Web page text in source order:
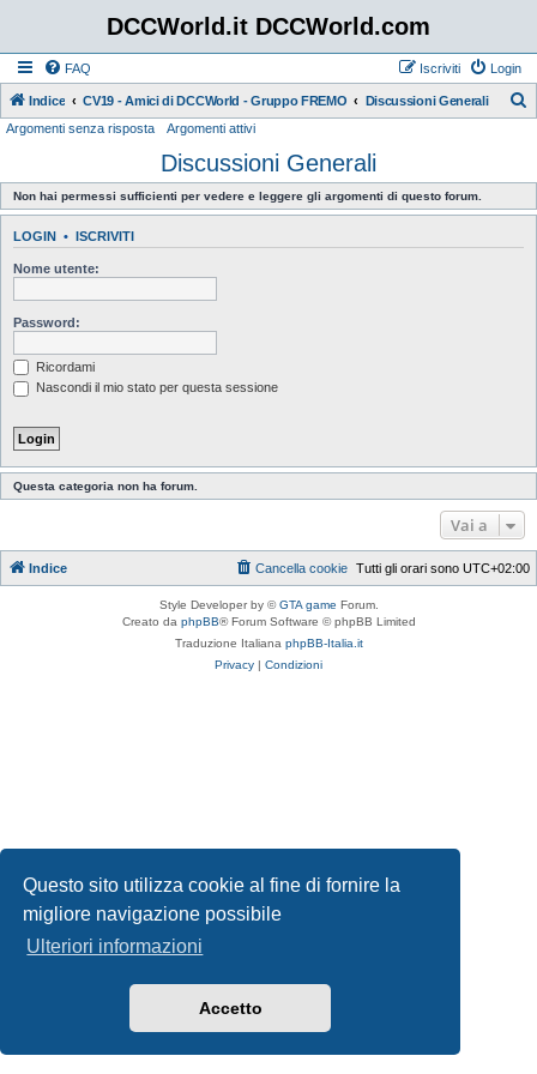
Questo sito utilizza cookie al fine di fornire la
migliore navigazione possibile
Ulteriori informazioni
Accetto
DCCWorld.it DCCWorld.com
FAQ Login
Iscriviti
Indice CV19 - Amici di DCCWorld - Gruppo FREMO Discussioni Generali
c
a
Argomenti senza risposta Argomenti attivi
Discussioni Generali
Non hai permessi sufficienti per vedere e leggere gli argomenti di questo forum.
LOGIN • ISCRIVITI
Nome utente:
Password:
Ricordami
Nascondi il mio stato per questa sessione
Questa categoria non ha forum.
Vai a
Indice Tutti gli orari sono UTC+02:00
Cancella cookie
Style Developer by ©GTA game Forum.
Creato da phpBB® Forum Software © phpBB Limited
Traduzione Italiana phpBB-Italia.it
Privacy | Condizioni